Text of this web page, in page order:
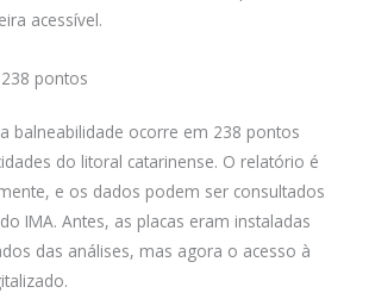
acessível.
pontos
balneabilidade ocorre em 238 pontos
do litoral catarinense. O relatório é
e os dados podem ser consultados
IMA. Antes, as placas eram instaladas
das análises, mas agora o acesso à